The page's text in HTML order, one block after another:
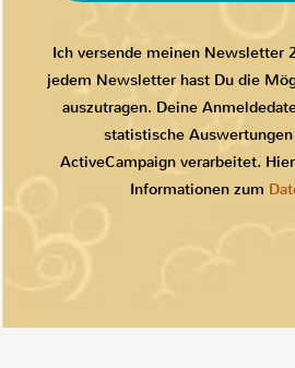
Ich versende meinen Newsletter
jedem Newsletter hast Du die
auszutragen. Deine
statistische
ActiveCampaign verarbeitet.
Informationen zum